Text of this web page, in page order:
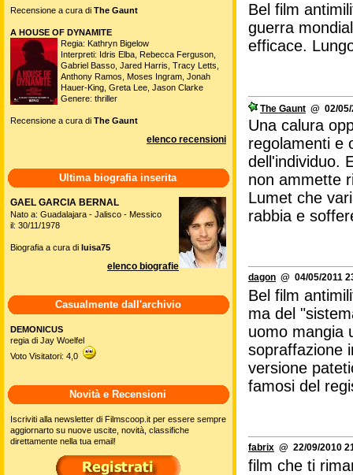
Bel film
guerra
efficace.
The Gaunt @ 02/
Una calura
regolamenti e
dell'individuo.
non ammette
Lumet che
rabbia e
dagon @ 04/05/2011
Bel film
ma del
uomo mangia
sopraffazione
versione
famosi del
fabrix @ 22/09/2010
film che ti
Recensione a cura di The Gaunt
A HOUSE OF DYNAMITE
Regia: Kathryn Bigelow
Interpreti: Idris Elba, Rebecca Ferguson,
Gabriel Basso, Jared Harris, Tracy Letts,
Anthony Ramos, Moses Ingram, Jonah
Hauer-King, Greta Lee, Jason Clarke
Genere: thriller
Recensione a cura di The Gaunt
elenco recensioni
Ultima biografia inserita
GAEL GARCIA BERNAL
Nato a: Guadalajara - Jalisco - Messico
il: 30/11/1978
Biografia a cura di luisa75
elenco biografie
Casualmente dall'archivio
DEMONICUS
regia di Jay Woelfel
Voto Visitatori: 4,0
Novità e Recensioni
Iscriviti alla newsletter di Filmscoop.it per essere sempre
aggiornarto su nuove uscite, novità, classifiche
direttamente nella tua email!